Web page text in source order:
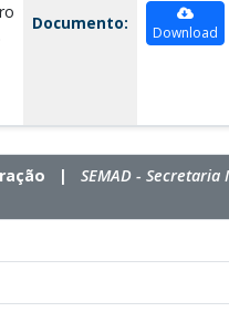
Documento: Download
| SEMAD -